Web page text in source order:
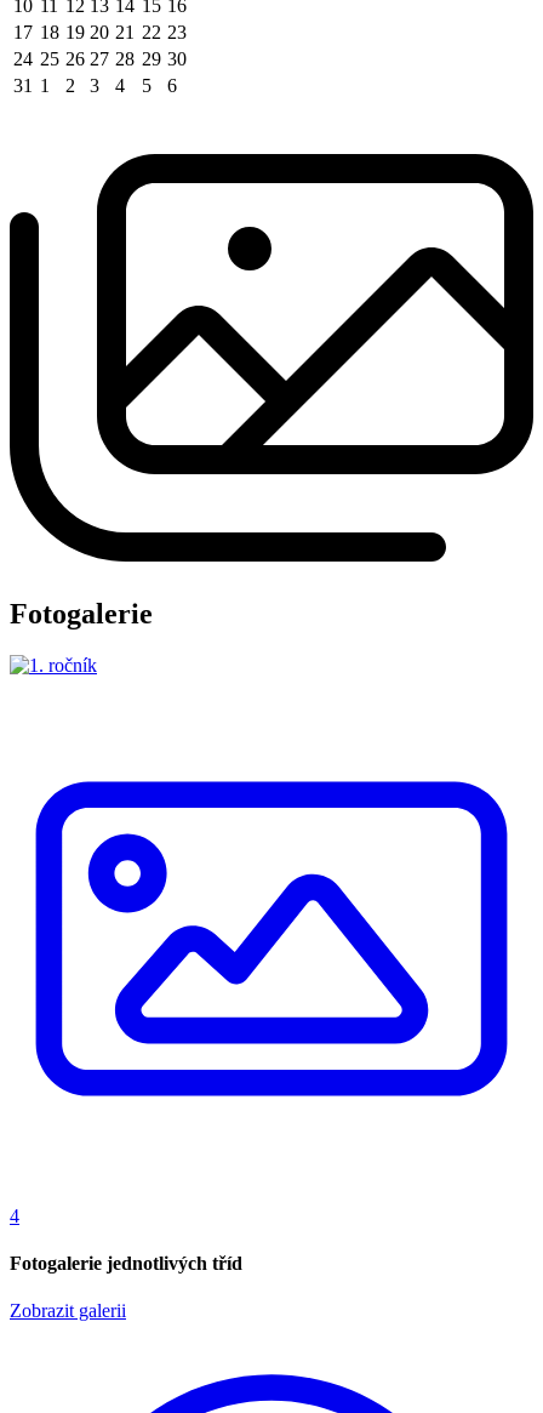
10 11 12 13 14 15 16
17 18 19 20 21 22 23
24 25 26 27 28 29 30
31 1 2 3 4 5 6
Fotogalerie
4
Fotogalerie jednotlivých tříd
Zobrazit galerii